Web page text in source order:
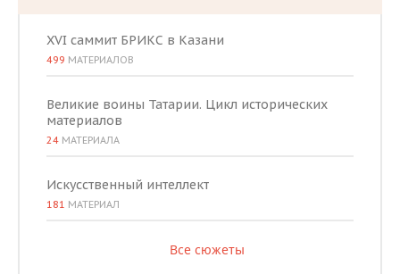
XVI саммит БРИКС в Казани
499 МАТЕРИАЛОВ
Великие воины Татарии. Цикл исторических
материалов
24 МАТЕРИАЛА
Искусственный интеллект
181 МАТЕРИАЛ
Все сюжеты